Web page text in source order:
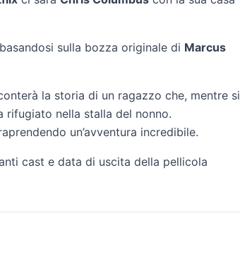
sulla bozza originale di Marcus
la storia di un ragazzo che, mentre si
rifugiato nella stalla del nonno.
un’avventura incredibile.
cast e data di uscita della pellicola